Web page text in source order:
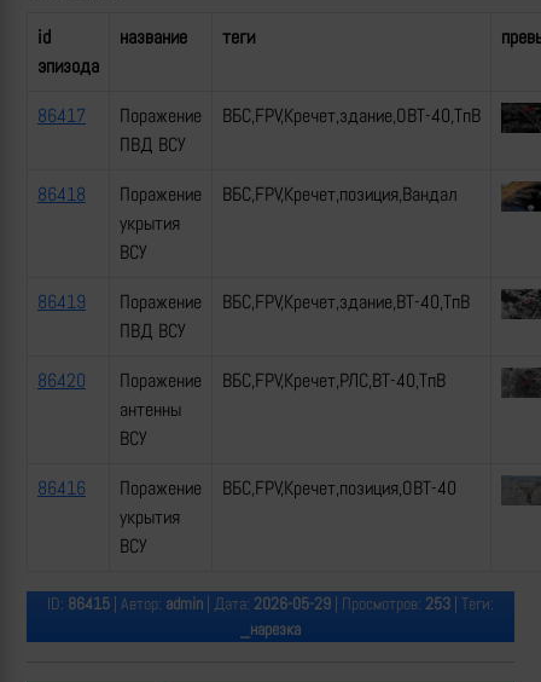
id
эпизода
название теги
86417
Поражение
ПВД ВСУ
ВБС,FPV,Кречет,здание,ОВТ-40,ТпВ
86418
Поражение
укрытия
ВСУ
ВБС,FPV,Кречет,позиция,Вандал
86419
Поражение
ПВД ВСУ
ВБС,FPV,Кречет,здание,ВТ-40,ТпВ
86420
Поражение
антенны
ВСУ
ВБС,FPV,Кречет,РЛС,ВТ-40,ТпВ
86416
Поражение
укрытия
ВСУ
ВБС,FPV,Кречет,позиция,ОВТ-40
ID: 86415 | Автор: admin | Дата: 2026-05-29 | Просмотров: 253 | Теги:
_нарезка